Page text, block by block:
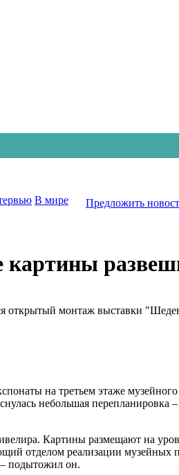
В мире
Предложить
монтаж выставки
на третьем этаже
небольшая
Картины размещают на
отделом реализации
подытожил он.